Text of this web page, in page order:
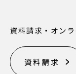
資料請求・オンラ
資料請求